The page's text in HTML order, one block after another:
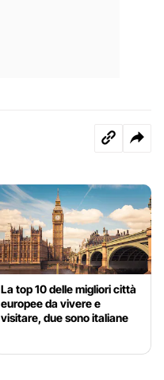
La top 10 delle migliori città
europee da vivere e
visitare, due sono italiane